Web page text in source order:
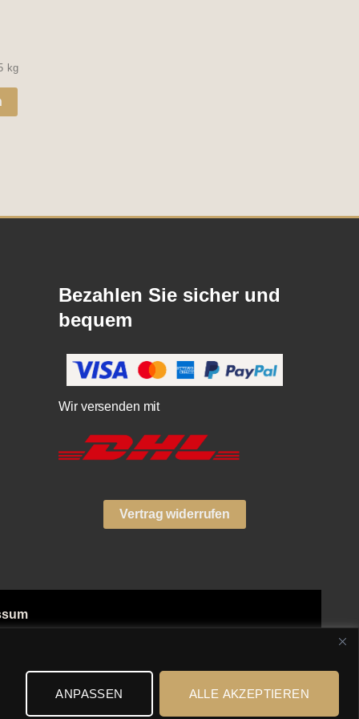
ANPASSEN ALLE AKZEPTIEREN
kg
Bezahlen Sie sicher und
bequem
Wir versenden mit
Vertrag widerrufen